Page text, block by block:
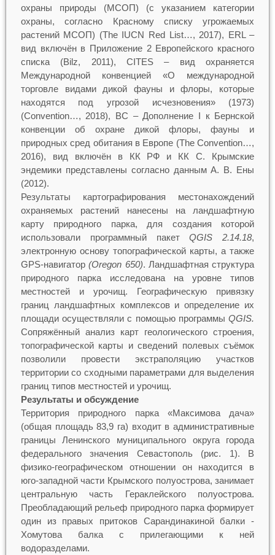
охраны природы (МСОП) (с указанием категории
охраны, согласно Красному списку угрожаемых
растений МСОП) (The IUCN Red List…, 2017), ERL –
вид включён в Приложение 2 Европейского красного
списка (Bilz, 2011), CITES – вид охраняется
Международной конвенцией «О международной
торговле видами дикой фауны и флоры, которые
находятся под угрозой исчезновения» (1973)
(Convention…, 2018), ВС – Дополнение I к Бернской
конвенции об охране дикой флоры, фауны и
природных сред обитания в Европе (The Convention…,
2016), вид включён в КК РФ и КК С. Крымские
эндемики представлены согласно данным А. В. Ены
(2012).
Результаты картографирования местонахождений
охраняемых растений нанесены на ландшафтную
карту природного парка, для создания которой
использовали программный пакетQGIS 2.14.18,
электронную основу топографической карты, а также
GPS-навигатор(Oregon 650). Ландшафтная структура
природного парка исследована на уровне типов
местностей и урочищ. Географическую привязку
границ ландшафтных комплексов и определение их
площади осуществляли с помощью программыQGIS.
Сопряжённый анализ карт геологического строения,
топографической карты и сведений полевых съёмок
позволили провести экстраполяцию участков
территории со сходными параметрами для выделения
границ типов местностей и урочищ.
Результаты и обсуждение
Территория природного парка «Максимова дача»
(общая площадь 83,9 га) входит в административные
границы Ленинского муниципального округа города
федерального значения Севастополь (рис. 1). В
физико-географическом отношении он находится в
юго-западной части Крымского полуострова, занимает
центральную часть Гераклейского полуострова.
Преобладающий рельеф природного парка формирует
один из правых притоков Сарандинакиной балки ‑
Хомутова балка с прилегающими к ней
водоразделами.